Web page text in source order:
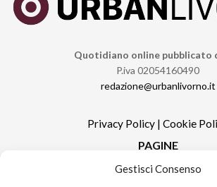
Gestisci Consenso
Quotidiano online pubblicato
P.iva 02054160490
redazione@urbanlivorno.it
Privacy Policy | Cookie
PAGINE
Redazione